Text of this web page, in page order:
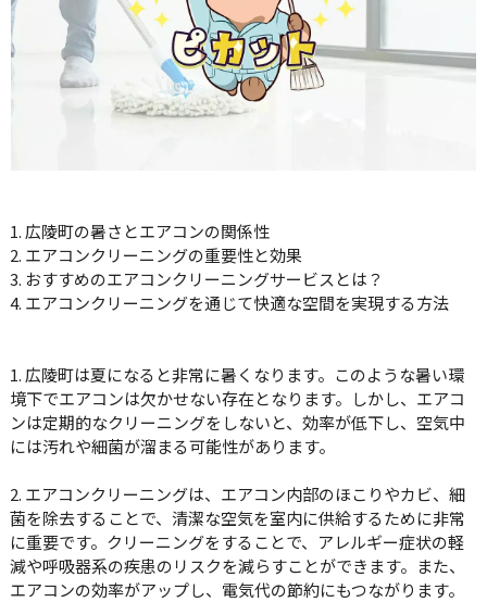
1. 広陵町の暑さとエアコンの関係性
2. エアコンクリーニングの重要性と効果
3. おすすめのエアコンクリーニングサービスとは？
4. エアコンクリーニングを通じて快適な空間を実現する方法
1. 広陵町は夏になると非常に暑くなります。このような暑い環
境下でエアコンは欠かせない存在となります。しかし、エアコ
ンは定期的なクリーニングをしないと、効率が低下し、空気中
には汚れや細菌が溜まる可能性があります。
2. エアコンクリーニングは、エアコン内部のほこりやカビ、細
菌を除去することで、清潔な空気を室内に供給するために非常
に重要です。クリーニングをすることで、アレルギー症状の軽
減や呼吸器系の疾患のリスクを減らすことができます。また、
エアコンの効率がアップし、電気代の節約にもつながります。